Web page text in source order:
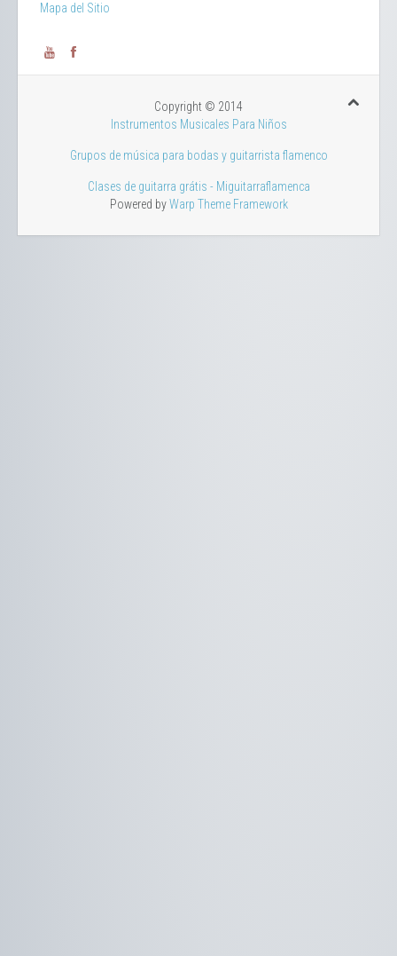
Mapa del Sitio
Copyright © 2014
Instrumentos Musicales Para Niños
Grupos de música para bodas y guitarrista flamenco
Clases de guitarra grátis - Miguitarraflamenca
Powered byWarp Theme Framework